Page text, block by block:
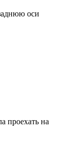
оси
проехать на